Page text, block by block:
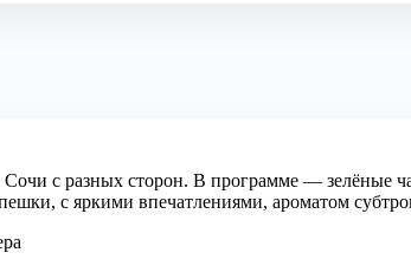
с разных сторон. В программе — зелёные
с яркими впечатлениями, ароматом